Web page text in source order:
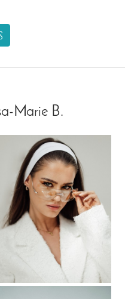
Marie B.